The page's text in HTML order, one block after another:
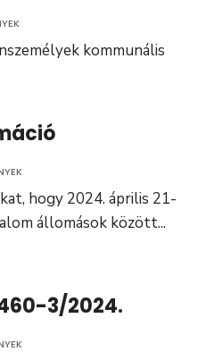
kommunális
7638-
2024
hogy 2024. április 21-
állomások között...
3/2024.